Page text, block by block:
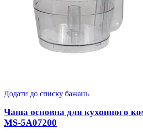
Додати до списку бажань
Чаша основна для кухонного
MS-5A07200